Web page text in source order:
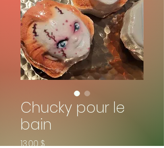
Chucky pour le
bain
13,00 $Prix